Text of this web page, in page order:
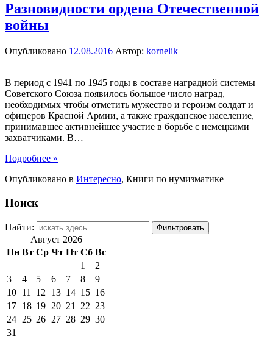
Разновидности ордена Отечественной
войны
Опубликовано 12.08.2016 Автор: kornelik
В период с 1941 по 1945 годы в составе наградной системы
Советского Союза появилось большое число наград,
необходимых чтобы отметить мужество и героизм солдат и
офицеров Красной Армии, а также гражданское население,
принимавшее активнейшее участие в борьбе с немецкими
захватчиками. В…
Подробнее »
Опубликовано в Интересно, Книги по нумизматике
Поиск
Найти:
Август 2026
Пн Вт Ср Чт Пт Сб Вс
1
2
3
4 5 6 7 8
9
10 11 12 13 14 15 16
17 18 19 20 21 22 23
24 25 26 27 28 29 30
31